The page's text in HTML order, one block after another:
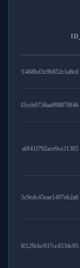
ID
21468bd3c9b852c1a8cd
43ccb0758aa998078f46
a0f41f792ace9ce21305
5c9edc45eae1497eb2a6
80129cbc937cc4534c95